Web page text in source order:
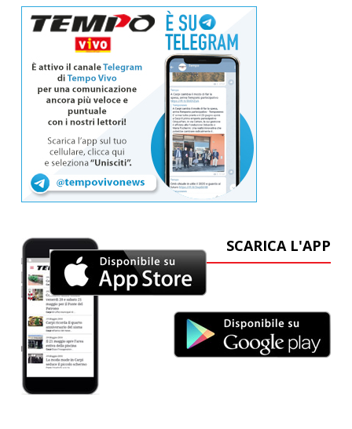
SCARICA L'APP